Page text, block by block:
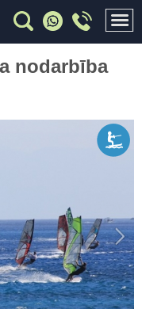
nodarbība